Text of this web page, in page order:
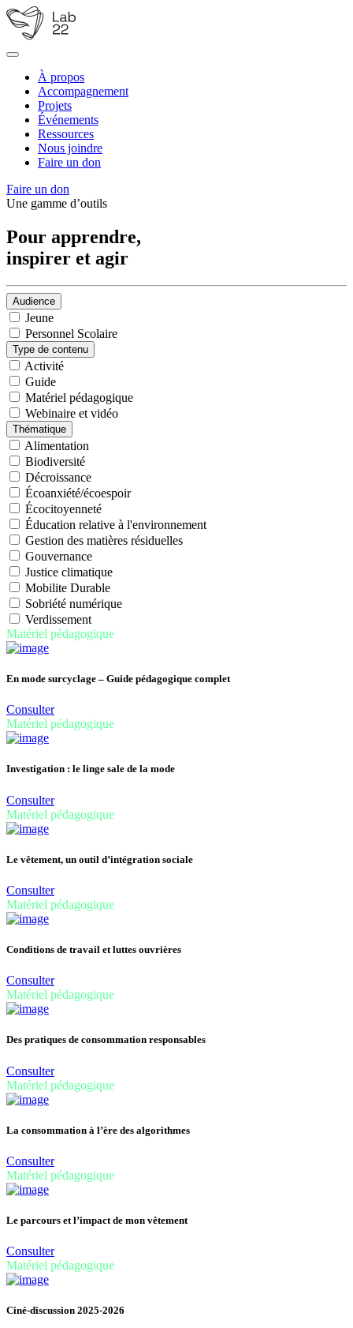
À propos
Accompagnement
Projets
Événements
Ressources
Nous joindre
Faire un don
Faire un don
Une gamme d’outils
Pour apprendre,
inspirer et agir
Audience
Jeune
Personnel Scolaire
Type de contenu
Activité
Guide
Matériel pédagogique
Webinaire et vidéo
Thématique
Alimentation
Biodiversité
Décroissance
Écoanxiété/écoespoir
Écocitoyenneté
Éducation relative à l'environnement
Gestion des matières résiduelles
Gouvernance
Justice climatique
Mobilite Durable
Sobriété numérique
Verdissement
Matériel pédagogique
En mode surcyclage – Guide pédagogique complet
Consulter
Matériel pédagogique
Investigation : le linge sale de la mode
Consulter
Matériel pédagogique
Le vêtement, un outil d’intégration sociale
Consulter
Matériel pédagogique
Conditions de travail et luttes ouvrières
Consulter
Matériel pédagogique
Des pratiques de consommation responsables
Consulter
Matériel pédagogique
La consommation à l’ère des algorithmes
Consulter
Matériel pédagogique
Le parcours et l’impact de mon vêtement
Consulter
Matériel pédagogique
Ciné-discussion 2025-2026